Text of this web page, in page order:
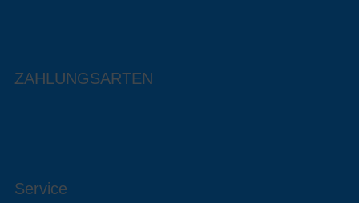
ZAHLUNGSARTEN
Service